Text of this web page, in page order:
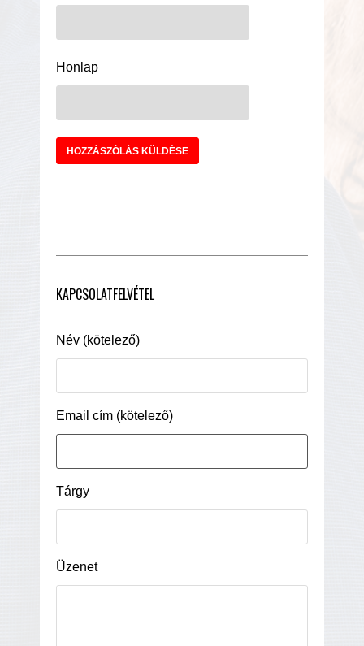
Honlap
KAPCSOLATFELVÉTEL
Név (kötelező)
Email cím (kötelező)
Tárgy
Üzenet